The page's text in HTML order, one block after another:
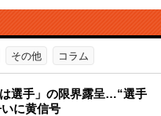
その他 コラム
選手」の限界露呈…“選手
に黄信号